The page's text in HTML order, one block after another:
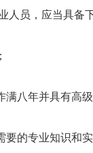
人员，应当具备
满八年并具有高
要的专业知识和